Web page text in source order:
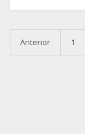
Anterior 1